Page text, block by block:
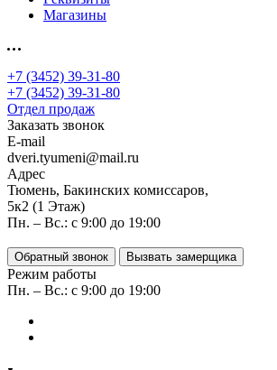
Магазины
+7 (3452) 39-31-80
+7 (3452) 39-31-80
Отдел продаж
Заказать звонок
E-mail
dveri.tyumeni@mail.ru
Адрес
Тюмень, Бакинских комиссаров,
5к2 (1 Этаж)
Пн. – Вс.: с 9:00 до 19:00
Обратный звонок Вызвать замерщика
Режим работы
Пн. – Вс.: с 9:00 до 19:00